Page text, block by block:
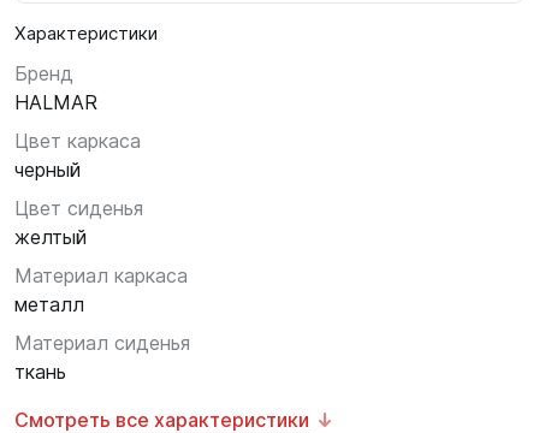
Характеристики
Бренд
HALMAR
Цвет каркаса
черный
Цвет сиденья
желтый
Материал каркаса
металл
Материал сиденья
ткань
Смотреть все характеристики